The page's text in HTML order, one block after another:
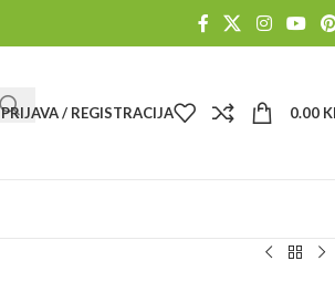
PRIJAVA / REGISTRACIJA 0.00